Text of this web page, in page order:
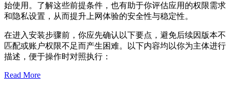
始使用。了解这些前提条件，也有助于你评估应用的权限需求
和隐私设置，从而提升上网体验的安全性与稳定性。
在进入安装步骤前，你应先确认以下要点，避免后续因版本不
匹配或账户权限不足而产生困难。以下内容均以你为主体进行
描述，便于操作时对照执行：
Read More